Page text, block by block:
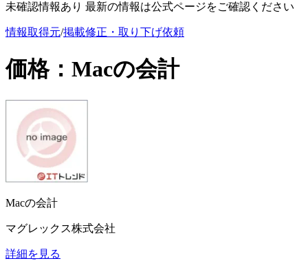
未確認情報あり 最新の情報は公式ページをご確認ください
情報取得元/掲載修正・取り下げ依頼
価格： Macの会計
Macの会計
マグレックス株式会社
詳細を見る